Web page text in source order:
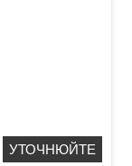
УТОЧНЮЙТЕ